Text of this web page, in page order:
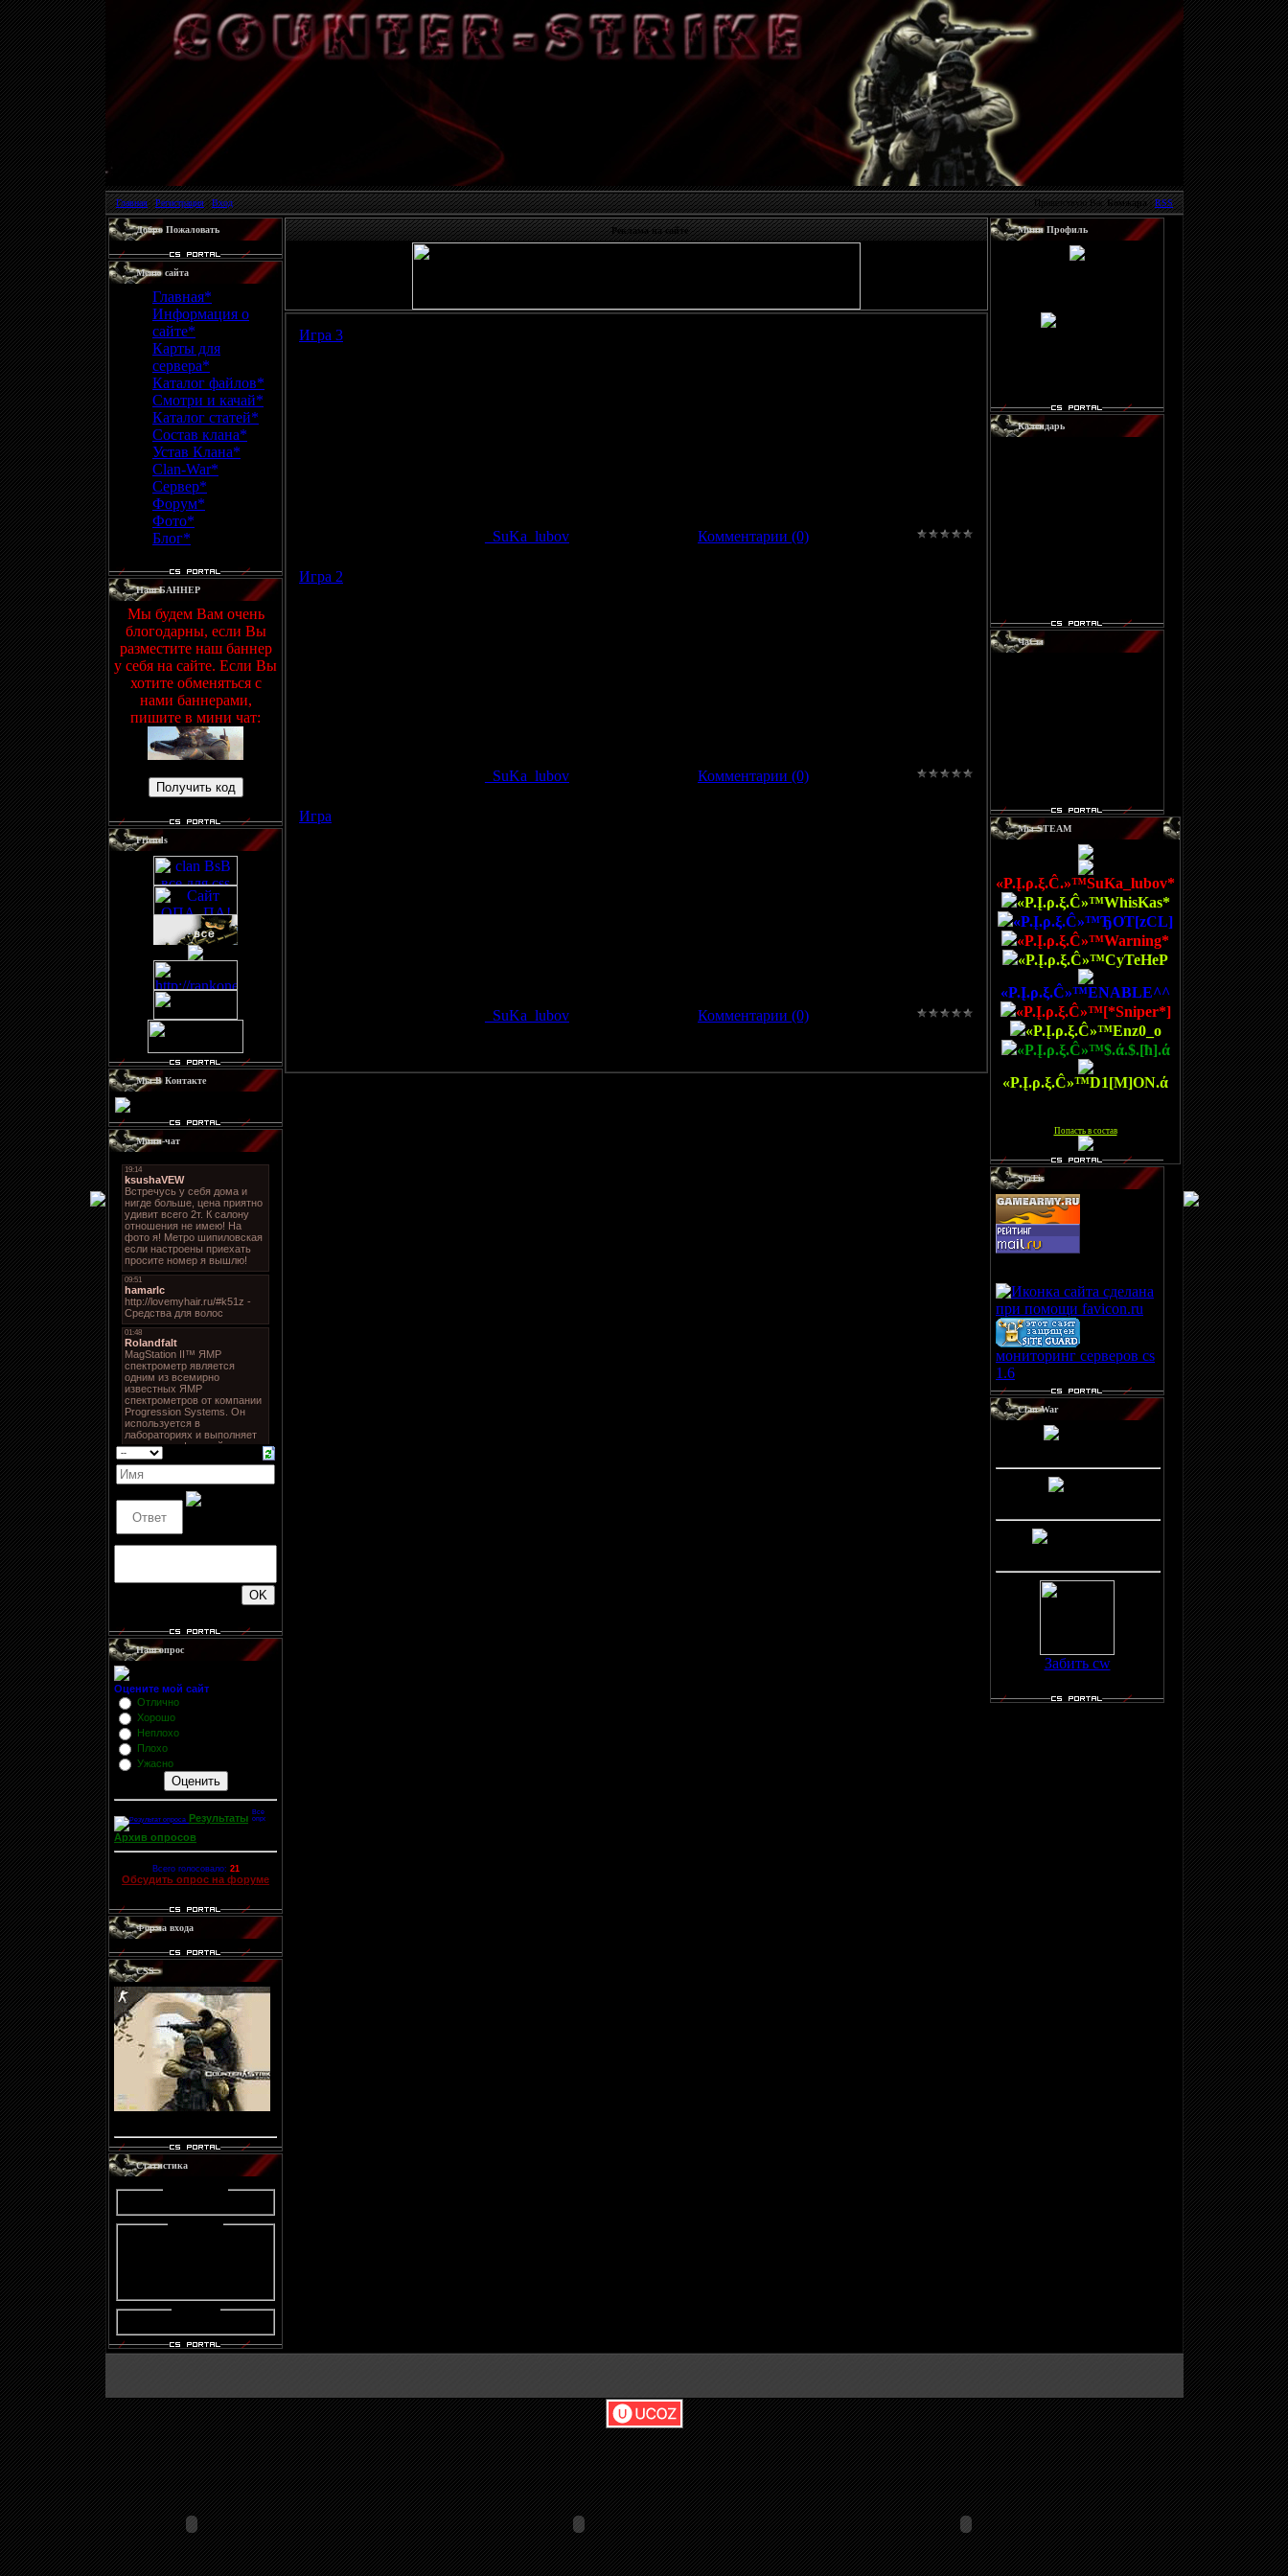
Главная|Регистрация|Вход Приветствую ВасБомжара|RSS
Добро Пожаловать
Меню сайта
Главная*
Информация о
сайте*
Карты для
сервера*
Каталог файлов*
Смотри и качай*
Каталог статей*
Состав клана*
Устав Клана*
Clan-War*
Сервер*
Форум*
Фото*
Блог*
Наш БАННЕР
Мы будем Вам очень
блогодарны, если Вы
разместите наш баннер
у себя на сайте. Если Вы
хотите обменяться с
нами баннерами,
пишите в мини чат:
Friends
Мы В Контакте
Мини-чат
Наш опрос
Оцените мой сайт
Отлично
Хорошо
Неплохо
Плохо
Ужасно
Результаты
Архив опросов
Всего голосовало: 21
Обсудить опрос на форуме
Форма входа
CSS
Статистика
Реклама на сайте
Игра 3
_SuKa_lubov Комментарии (0)
Игра 2
_SuKa_lubov Комментарии (0)
Игра
_SuKa_lubov Комментарии (0)
Мини Профиль
Календарь
ЧаСы
Мы STEAM
«P.Į.ρ.ξ.Ĉ.»™SuKa_lubov*
«P.Į.ρ.ξ.Ĉ»™WhisKas*
«P.Į.ρ.ξ.Ĉ»™ЂOT[zCL]
«P.Į.ρ.ξ.Ĉ»™Warning*
«P.Į.ρ.ξ.Ĉ»™CyTeHeP
«P.Į.ρ.ξ.Ĉ»™ENABLE^^
«P.Į.ρ.ξ.Ĉ»™[*Sniper*]
«P.Į.ρ.ξ.Ĉ»™Enz0_o
«P.Į.ρ.ξ.Ĉ»™$.ά.$.[ħ].ά
«P.Į.ρ.ξ.Ĉ»™D1[M]ON.ά
Попасть в состав]
StaTis
мониторинг серверов cs
1.6
Clan-War
Забить cw